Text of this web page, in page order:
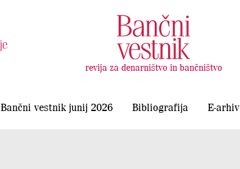
revija za denarništvo in bančništvo
Bančni vestnik junij 2026 Bibliografija E-arhiv